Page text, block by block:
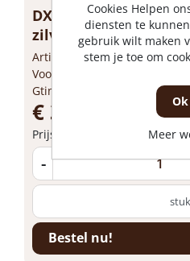
DX bommerscharnier
zilvergr...
Artikelnummer: 1198016
Voorraad: Niet op voorraad
Gtin: 8714140152704
€ 39,64 incl.
Prijs per 1 stuk
-
stuk
Bestel nu!
Cookies Helpen
diensten te
gebruik wilt maken
stem je toe om
Ok
Meer